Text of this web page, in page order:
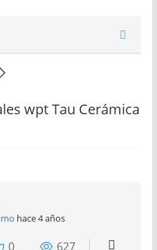
wpt Tau Cerámica
hace 4 años
0 627